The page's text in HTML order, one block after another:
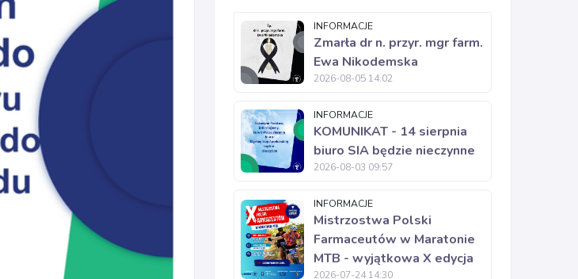
INFORMACJE
Zmarła dr n. przyr. mgr farm.
Ewa Nikodemska
2026-08-05 14:02
INFORMACJE
KOMUNIKAT - 14 sierpnia
biuro SIA będzie nieczynne
2026-08-03 09:57
INFORMACJE
Mistrzostwa Polski
Farmaceutów w Maratonie
MTB - wyjątkowa X edycja
2026-07-24 14:30